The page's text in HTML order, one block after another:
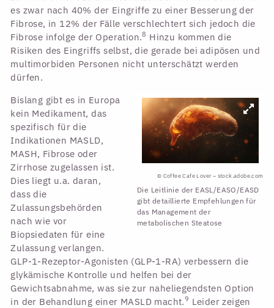
es zwar nach 40% der Eingriffe zu einer Besserung der
Fibrose, in 12% der Fälle verschlechtert sich jedoch die
Fibrose infolge der Operation.8 Hinzu kommen die
Risiken des Eingriffs selbst, die gerade bei adipösen und
multimorbiden Personen nicht unterschätzt werden
dürfen.
© Coffee Cafe Lover – stock.adobe.com
Die Leitlinie der EASL/EASO/EASD
gibt detaillierte Empfehlungen für
das Management der
metabolischen Steatose
Bislang gibt es in Europa
kein Medikament, das
spezifisch für die
Indikationen MASLD,
MASH, Fibrose oder
Zirrhose zugelassen ist.
Dies liegt u.a. daran,
dass die
Zulassungsbehörden
nach wie vor
Biopsiedaten für eine
Zulassung verlangen.
GLP-1-Rezeptor-Agonisten (GLP-1-RA) verbessern die
glykämische Kontrolle und helfen bei der
Gewichtsabnahme, was sie zur naheliegendsten Option
in der Behandlung einer MASLD macht.9 Leider zeigen